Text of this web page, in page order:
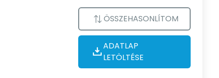
ÖSSZEHASONLÍTOM
ADATLAP
LETÖLTÉSE